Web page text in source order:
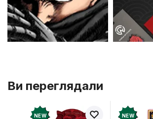
Ви переглядали
NEW NEW